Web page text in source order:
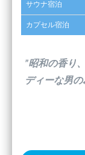
サウナ宿泊
カプセル宿泊
”昭和の香り
ディーな男